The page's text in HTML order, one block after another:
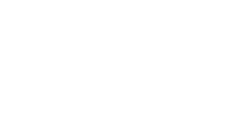
kosmische